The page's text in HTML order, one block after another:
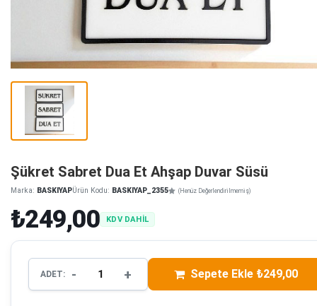
Şükret Sabret Dua Et Ahşap Duvar Süsü
Marka: BASKIYAPÜrün Kodu: BASKIYAP_2355 (Henüz Değerlendirilmemiş)
₺249,00 KDV DAHİL
ADET: - + Sepete Ekle ₺249,00